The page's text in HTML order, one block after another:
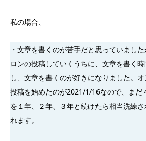
私の場合、
・文章を書くのが苦手だと思っていまし
ロンの投稿していくうちに、文章を書く
し、文章を書くのが好きになりました。
投稿を始めたのが2021/1/16なので、まだ
を１年、２年、３年と続けたら相当洗練
れます。